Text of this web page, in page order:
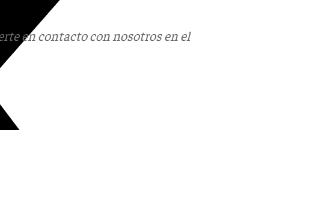
en contacto con nosotros en el